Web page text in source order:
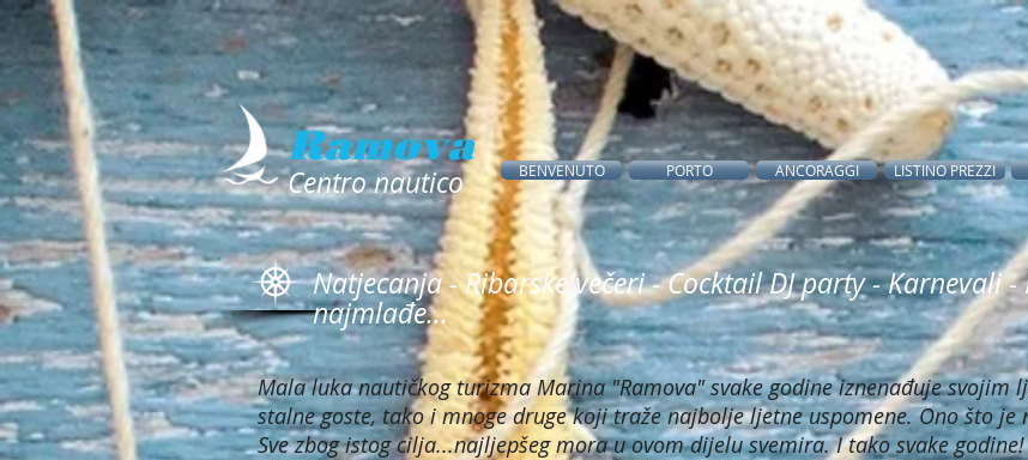
Ramova
Centro nautico BENVENUTO PORTO ANCORAGGI LISTINO PREZZI
Natjecanja - Ribarske večeri - Cocktail DJ party - Karnevali
najmlađe...
Mala luka nautičkog turizma Marina "Ramova" svake godine iznenađuje svojim
stalne goste, tako i mnoge druge koji traže najbolje ljetne uspomene. Ono što
Sve zbog istog cilja...najljepšeg mora u ovom dijelu svemira. I tako svake godine!